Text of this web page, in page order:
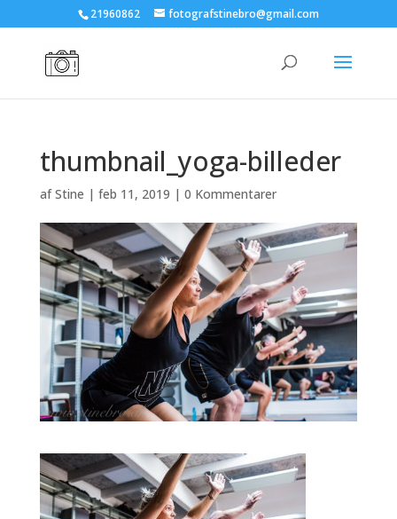
21960862 fotografstinebro@gmail.com
thumbnail_yoga-billeder
afStine | feb 11, 2019 | 0 Kommentarer